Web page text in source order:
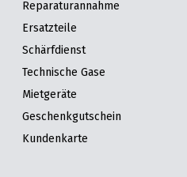
Reparaturannahme
Ersatzteile
Schärfdienst
Technische Gase
Mietgeräte
Geschenkgutschein
Kundenkarte